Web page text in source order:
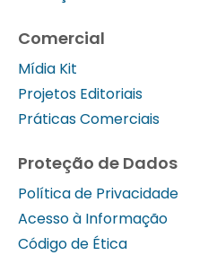
Comercial
Mídia Kit
Projetos Editoriais
Práticas Comerciais
Proteção de Dados
Política de Privacidade
Acesso à Informação
Código de Ética